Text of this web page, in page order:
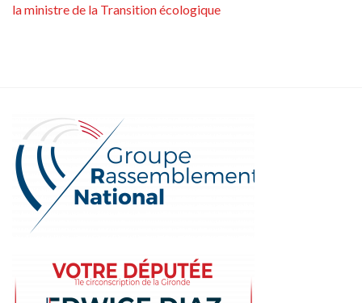
la ministre de la Transition écologique